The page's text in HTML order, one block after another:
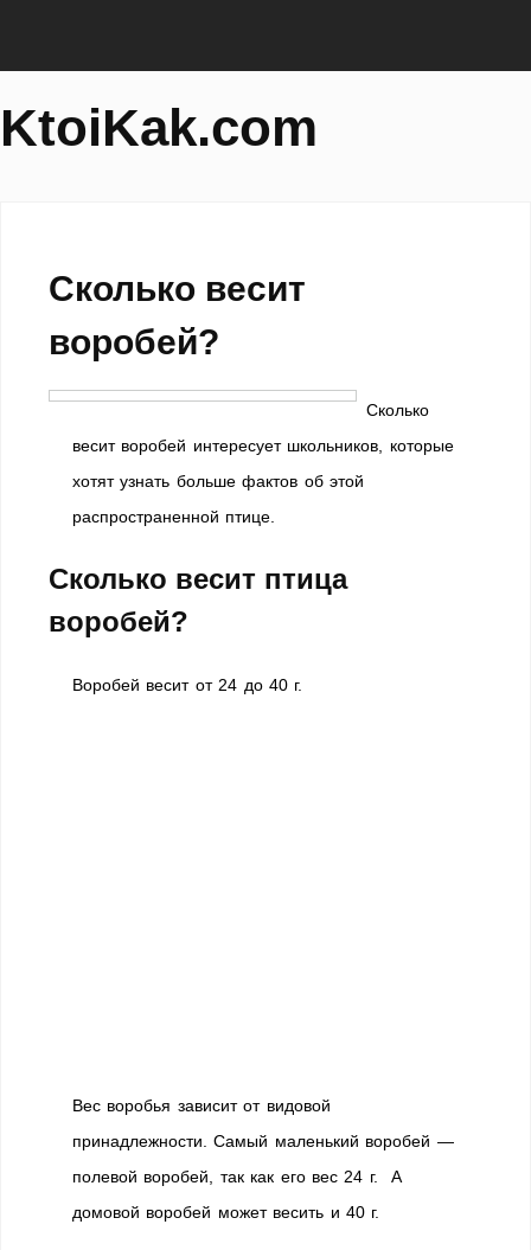
KtoiKak.com
Сколько весит
воробей?
Сколько
весит воробей интересует школьников, которые
хотят узнать больше фактов об этой
распространенной птице.
Сколько весит птица
воробей?
Воробей весит от 24 до 40 г.
Вес воробья зависит от видовой
принадлежности. Самый маленький воробей —
полевой воробей, так как его вес 24 г. А
домовой воробей может весить и 40 г.